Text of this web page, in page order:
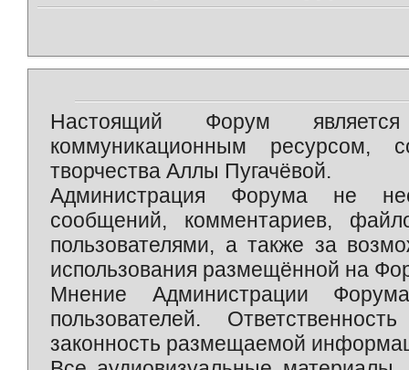
Настоящий Форум является
коммуникационным ресурсом,
творчества Аллы Пугачёвой.
Администрация Форума не
сообщений, комментариев,
пользователями, а также за
использования размещённой на
Мнение Администрации
пользователей.
законность размещаемой